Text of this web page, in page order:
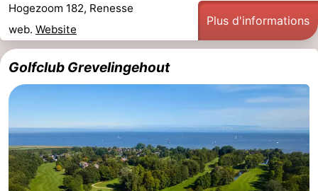
Hogezoom 182, Renesse
web. Website
Plus d'informations
Golfclub Grevelingehout